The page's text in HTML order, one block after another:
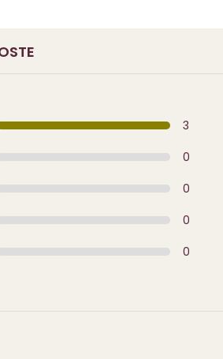
3
0
0
0
0